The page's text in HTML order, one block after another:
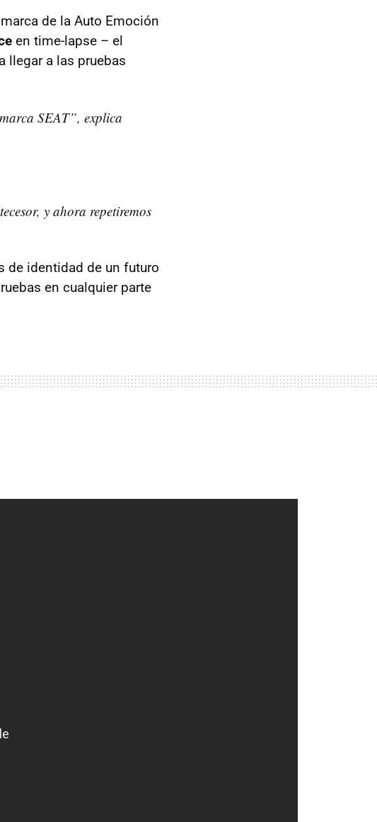
de la Auto Emoción
en time-lapse – el
llegar a las pruebas
SEAT”, explica
y ahora repetiremos
de identidad de un futuro
en cualquier parte